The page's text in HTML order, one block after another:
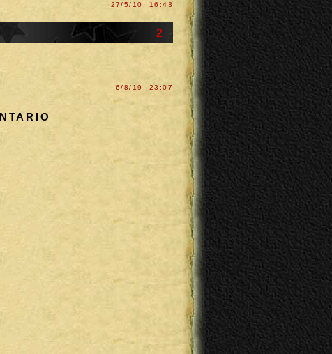
27/5/10, 16:43
2
6/8/19, 23:07